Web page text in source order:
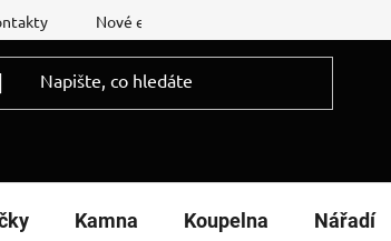
Nové energetické štítky
Kamna Koupelna Nářadí